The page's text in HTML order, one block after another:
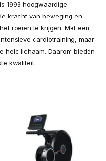
1993 hoogwaardige
kracht van beweging en
roeien te krijgen. Met een
cardiotraining, maar
hele lichaam. Daarom bieden
kwaliteit.